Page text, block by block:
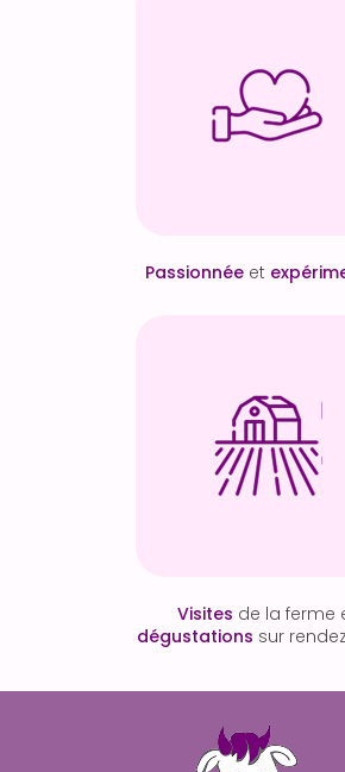
Passionnée et
Visites de la ferme
dégustations sur